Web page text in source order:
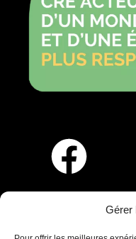
Gérer